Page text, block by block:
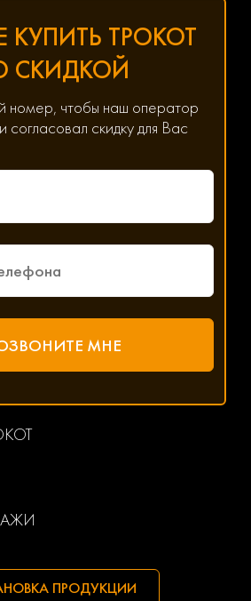
КУПИТЬ ТРОКОТ
СКИДКОЙ
номер, чтобы наш оператор
согласовал скидку для Вас
ПРОДУКЦИИ